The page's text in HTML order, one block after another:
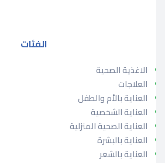
الفئات
الاغذية الصحية
العلاجات
العناية بالأم والطفل
العناية الشخصية
العناية الصحية المنزلية
العناية بالبشرة
العناية بالشعر